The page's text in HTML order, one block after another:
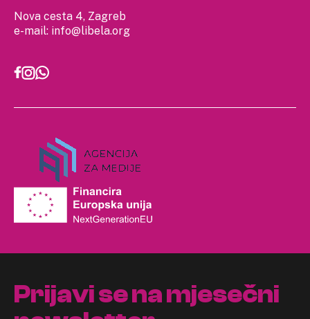
Nova cesta 4, Zagreb
e-mail: info@libela.org
Prijavi se na mjesečni